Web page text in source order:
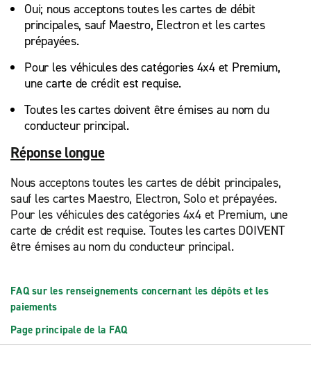
Oui; nous acceptons toutes les cartes de débit
principales, sauf Maestro, Electron et les cartes
prépayées.
Pour les véhicules des catégories 4x4 et Premium,
une carte de crédit est requise.
Toutes les cartes doivent être émises au nom du
conducteur principal.
Réponse longue
Nous acceptons toutes les cartes de débit principales,
sauf les cartes Maestro, Electron, Solo et prépayées.
Pour les véhicules des catégories 4x4 et Premium, une
carte de crédit est requise. Toutes les cartes DOIVENT
être émises au nom du conducteur principal.
FAQ sur les renseignements concernant les dépôts et les
paiements
Page principale de la FAQ